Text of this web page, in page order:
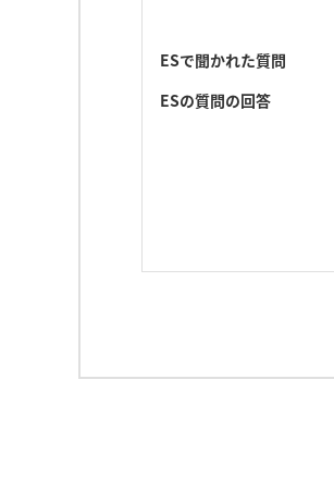
ESで聞かれた質問
ESの質問の回答